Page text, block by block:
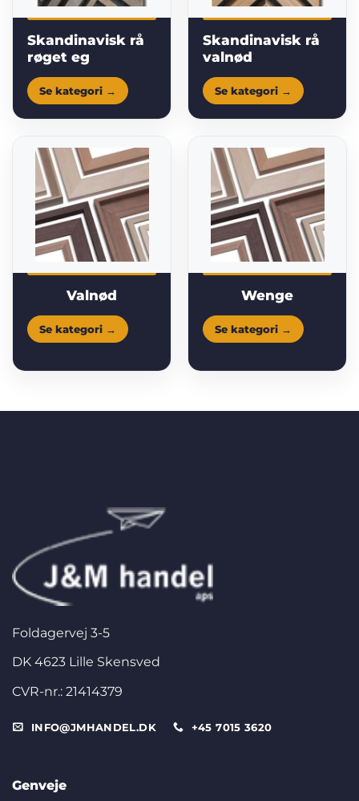
Skandinavisk rå
røget eg
Skandinavisk rå
valnød
Valnød Wenge
Foldagervej 3-5
DK 4623 Lille Skensved
CVR-nr.: 21414379
INFO@JMHANDEL.DK +45 7015 3620
Genveje